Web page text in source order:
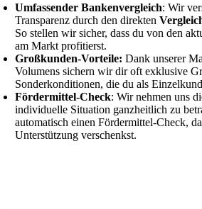
Umfassender Bankenvergleich: Wir
Transparenz durch den direkten
So stellen wir sicher, dass du von den
am Markt profitierst.
Großkunden-Vorteile: Dank unserer
Volumens sichern wir dir oft exklusive
Sonderkonditionen, die du als
Fördermittel-Check: Wir nehmen uns
individuelle Situation ganzheitlich zu
automatisch einen Fördermittel-Check,
Unterstützung verschenkst.